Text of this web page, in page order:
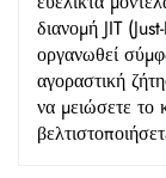
διανομή JIT
οργανωθεί
αγοραστική
να μειώσετε το